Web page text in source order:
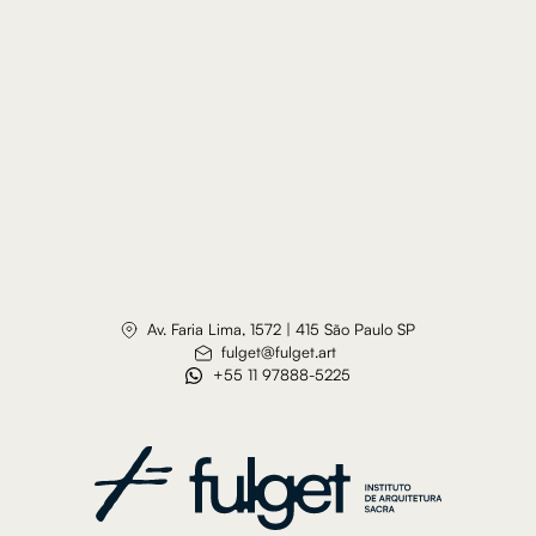
Av. Faria Lima, 1572 | 415 São Paulo SP
fulget@fulget.art
+55 11 97888-5225